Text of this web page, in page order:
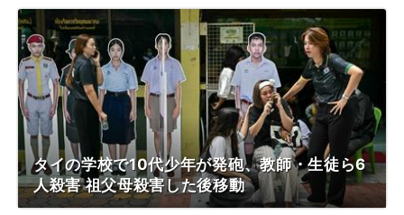
タイの学校で10代少年が発砲、教師・生徒ら6
人殺害 祖父母殺害した後移動